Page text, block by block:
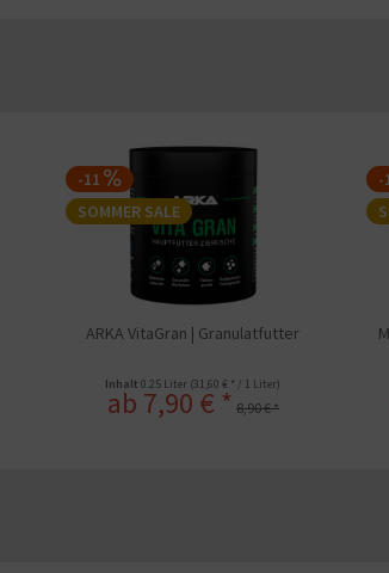
-11
SOMMER SALE
ARKA VitaGran | Granulatfutter
Inhalt0.25 Liter (31,60 € * / 1 Liter)
ab 7,90 € * 8,90 € *
-